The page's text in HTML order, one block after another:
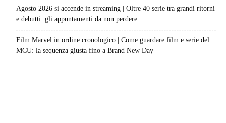
Agosto 2026 si accende in streaming | Oltre 40 serie tra grandi ritorni
e debutti: gli appuntamenti da non perdere
Film Marvel in ordine cronologico | Come guardare film e serie del
MCU: la sequenza giusta fino a Brand New Day